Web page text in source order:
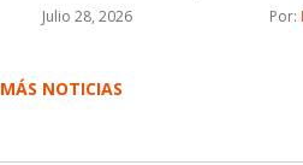
trayectoria como editora de
Julio 28, 2026 Por:
MÁS NOTICIAS